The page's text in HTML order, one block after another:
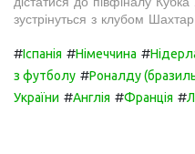
зустрінуться з клубом
#Іспанія #Німеччина #
з футболу #Роналду
України #Англія #Франція #